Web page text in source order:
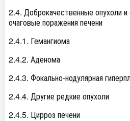
2.4. Доброкачественные опухоли
очаговые поражения печени
2.4.1. Гемангиома
2.4.2. Аденома
2.4.3. Фокально-нодулярная
2.4.4. Другие редкие опухоли
2.4.5. Цирроз печени